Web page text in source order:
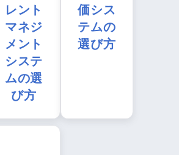
レント
マネジ
メント
システ
ムの選
び方
価シス
テムの
選び方